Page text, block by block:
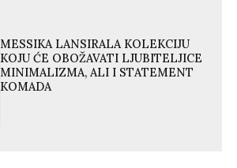
MESSIKA LANSIRALA KOLEKCIJU
KOJU ĆE OBOŽAVATI LJUBITELJICE
MINIMALIZMA, ALI I STATEMENT
KOMADA